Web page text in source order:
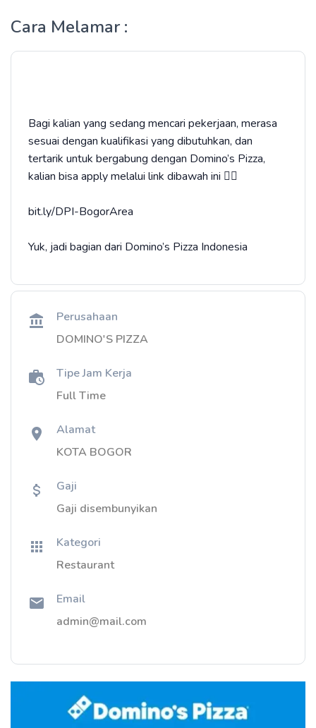
Cara Melamar :
Bagi kalian yang sedang mencari pekerjaan, merasa
sesuai dengan kualifikasi yang dibutuhkan, dan
tertarik untuk bergabung dengan Domino’s Pizza,
kalian bisa apply melalui link dibawah ini 👇🏻
bit.ly/DPI-BogorArea
Yuk, jadi bagian dari Domino’s Pizza Indonesia
Perusahaan
DOMINO'S PIZZA
Tipe Jam Kerja
Full Time
Alamat
KOTA BOGOR
Gaji
Gaji disembunyikan
Kategori
Restaurant
Email
admin@mail.com